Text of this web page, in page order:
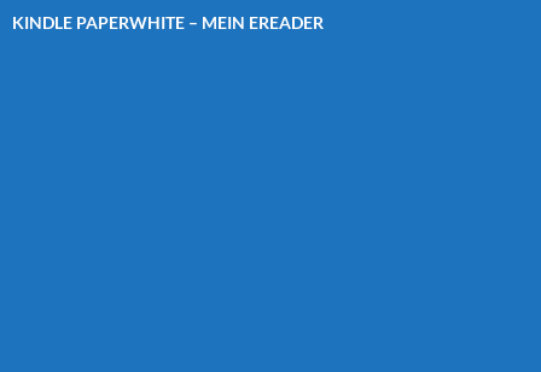
KINDLE PAPERWHITE – MEIN EREADER